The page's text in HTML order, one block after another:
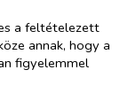
a feltételezett
annak, hogy a
figyelemmel